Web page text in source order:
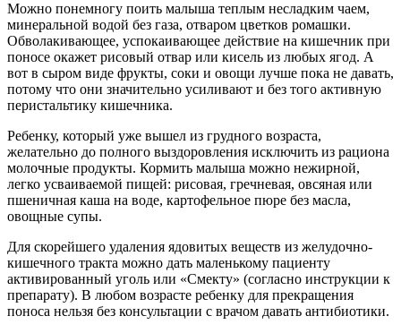
Можно понемногу поить малыша теплым несладким чаем,
минеральной водой без газа, отваром цветков ромашки.
Обволакивающее, успокаивающее действие на кишечник при
поносе окажет рисовый отвар или кисель из любых ягод. А
вот в сыром виде фрукты, соки и овощи лучше пока не давать,
потому что они значительно усиливают и без того активную
перистальтику кишечника.
Ребенку, который уже вышел из грудного возраста,
желательно до полного выздоровления исключить из рациона
молочные продукты. Кормить малыша можно нежирной,
легко усваиваемой пищей: рисовая, гречневая, овсяная или
пшеничная каша на воде, картофельное пюре без масла,
овощные супы.
Для скорейшего удаления ядовитых веществ из желудочно-
кишечного тракта можно дать маленькому пациенту
активированный уголь или «Смекту» (согласно инструкции к
препарату). В любом возрасте ребенку для прекращения
поноса нельзя без консультации с врачом давать антибиотики.